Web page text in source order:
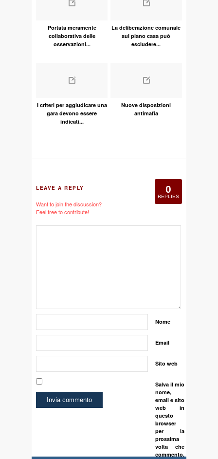
Portata meramente
collaborativa delle
osservazioni...
La deliberazione comunale
sul piano casa può
escludere...
I criteri per aggiudicare una
gara devono essere
indicati...
Nuove disposizioni
antimafia
0
REPLIES
LEAVE A REPLY
Want to join the discussion?
Feel free to contribute!
Nome
Email
Sito web
Salva il mio
nome,
email e sito
web in
questo
browser
per la
prossima
volta che
commento.